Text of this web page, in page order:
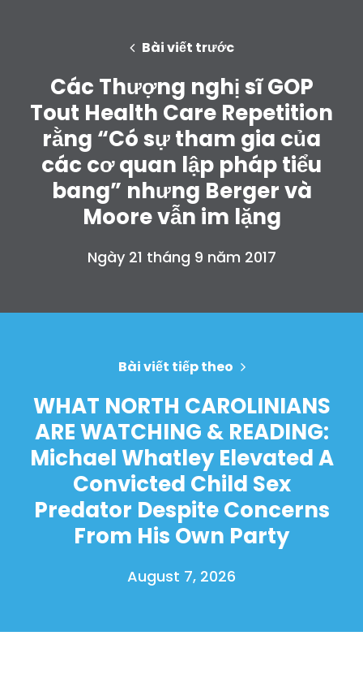
Bài viết trước
Các Thượng nghị sĩ GOP
Tout Health Care Repetition
rằng “Có sự tham gia của
các cơ quan lập pháp tiểu
bang” nhưng Berger và
Moore vẫn im lặng
Ngày 21 tháng 9 năm 2017
Bài viết tiếp theo
WHAT NORTH CAROLINIANS
ARE WATCHING & READING:
Michael Whatley Elevated A
Convicted Child Sex
Predator Despite Concerns
From His Own Party
August 7, 2026